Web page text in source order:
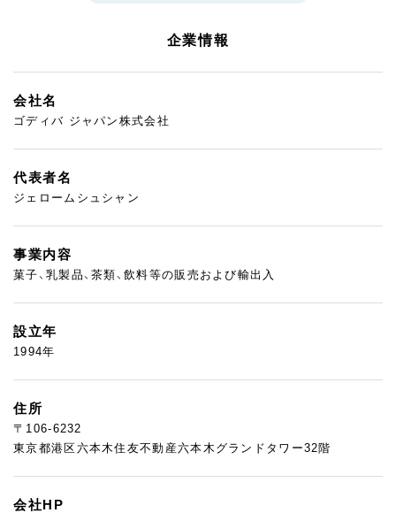
企業情報
会社名
ゴディバ ジャパン株式会社
代表者名
ジェロームシュシャン
事業内容
菓子、乳製品、茶類、飲料等の販売および輸出入
設立年
1994年
住所
〒106-6232
東京都港区六本木住友不動産六本木グランドタワー32階
会社HP